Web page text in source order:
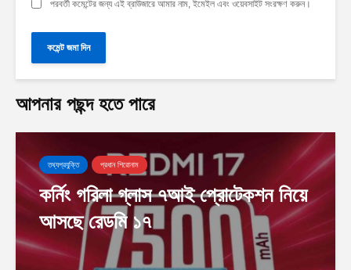
পরবর্তী কমেন্টের জন্য এই ব্রাউজারে আমার নাম, ইমেইল এবং ওয়েবসাইট সংরক্ষণ করুন।
আপনার পছন্দ হতে পারে
তথ্যপ্রযুক্তি প্রধান শিরোনাম
কর্নিং গরিলা গ্লাস ৭আই প্রোটেকশন নিয়ে
আসছে রেডমি ১৭